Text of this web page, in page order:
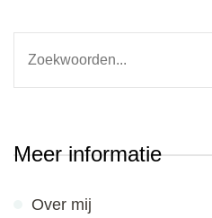
Meer informatie
Over mij